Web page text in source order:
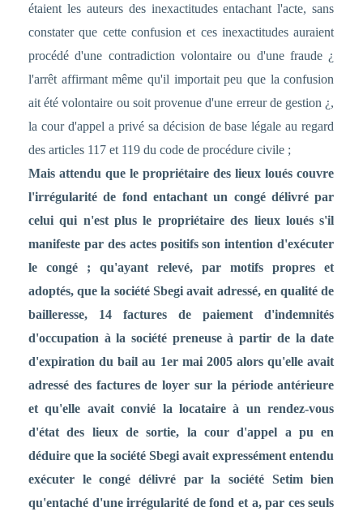
étaient les auteurs des inexactitudes entachant l'acte, sans
constater que cette confusion et ces inexactitudes auraient
procédé d'une contradiction volontaire ou d'une fraude ¿
l'arrêt affirmant même qu'il importait peu que la confusion
ait été volontaire ou soit provenue d'une erreur de gestion ¿,
la cour d'appel a privé sa décision de base légale au regard
des articles 117 et 119 du code de procédure civile ;
Mais attendu que le propriétaire des lieux loués couvre
l'irrégularité de fond entachant un congé délivré par
celui qui n'est plus le propriétaire des lieux loués s'il
manifeste par des actes positifs son intention d'exécuter
le congé ; qu'ayant relevé, par motifs propres et
adoptés, que la société Sbegi avait adressé, en qualité de
bailleresse, 14 factures de paiement d'indemnités
d'occupation à la société preneuse à partir de la date
d'expiration du bail au 1er mai 2005 alors qu'elle avait
adressé des factures de loyer sur la période antérieure
et qu'elle avait convié la locataire à un rendez-vous
d'état des lieux de sortie, la cour d'appel a pu en
déduire que la société Sbegi avait expressément entendu
exécuter le congé délivré par la société Setim bien
qu'entaché d'une irrégularité de fond et a, par ces seuls